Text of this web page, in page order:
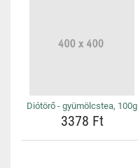
Diótörő - gyümölcstea, 100g
3378 Ft